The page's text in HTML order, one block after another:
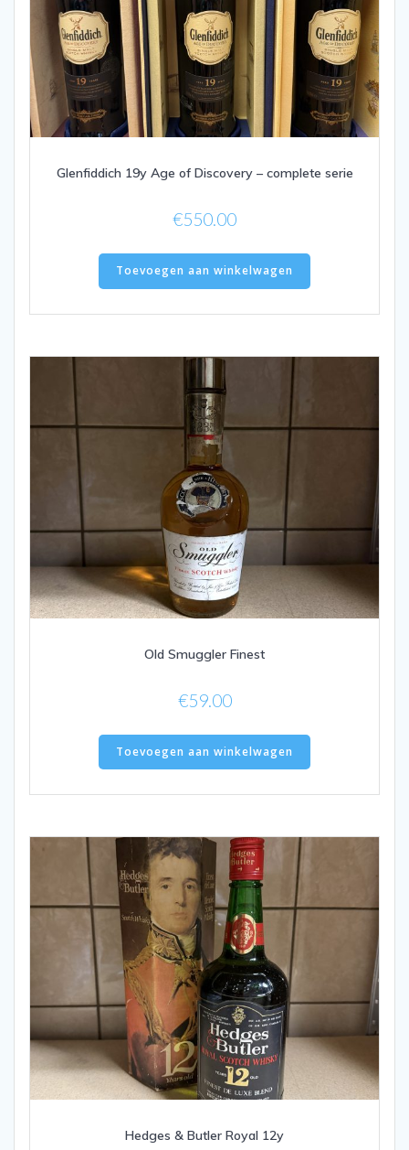
Glenfiddich 19y Age of Discovery – complete serie
€550.00
Toevoegen aan winkelwagen
Old Smuggler Finest
€59.00
Toevoegen aan winkelwagen
Hedges & Butler Royal 12y